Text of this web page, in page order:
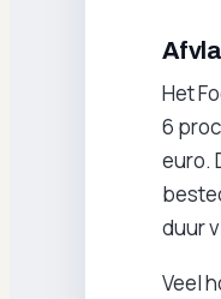
Het
6
euro.
duur
Veel